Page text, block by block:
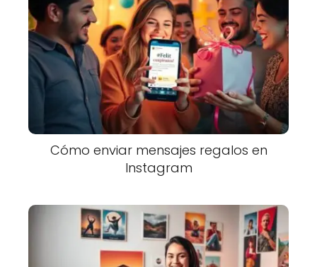
Cómo enviar mensajes regalos en
Instagram